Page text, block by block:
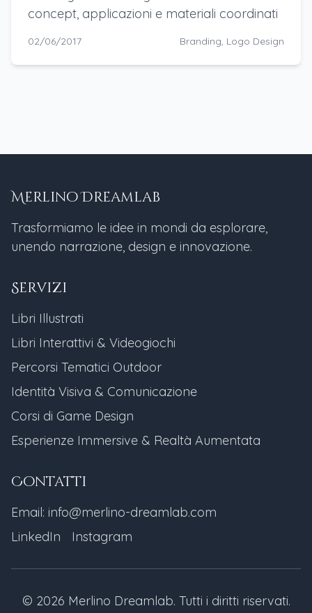
concept, applicazioni e materiali coordinati
02/06/2017 Branding, Logo Design
Merlino Dreamlab
Trasformiamo le idee in mondi da esplorare,
unendo narrazione, design e innovazione.
Servizi
Libri Illustrati
Libri Interattivi & Videogiochi
Percorsi Tematici Outdoor
Identità Visiva & Comunicazione
Corsi di Game Design
Esperienze Immersive & Realtà Aumentata
Contatti
Email: info@merlino-dreamlab.com
LinkedIn
Instagram
© 2026 Merlino Dreamlab. Tutti i diritti riservati.